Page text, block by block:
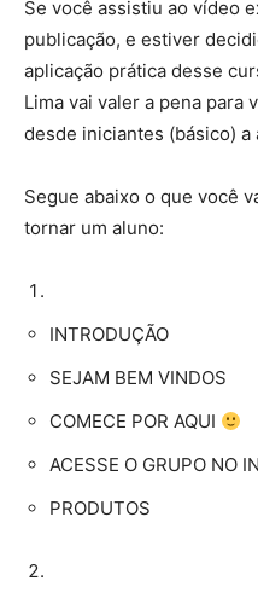
Se você assistiu ao vídeo
publicação, e estiver
aplicação prática desse
Lima vai valer a pena para
desde iniciantes (básico) a
Segue abaixo o que você
tornar um aluno:
INTRODUÇÃO
SEJAM BEM VINDOS
COMECE POR AQUI
ACESSE O GRUPO NO
PRODUTOS